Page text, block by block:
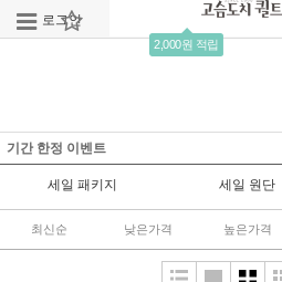
로그인 회원가입
2,000원 적립
기간 한정 이벤트
세일 패키지 세일 원단
최신순 낮은가격 높은가격